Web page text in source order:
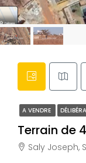
A VENDRE
Terrain de
Saly Joseph, Saly